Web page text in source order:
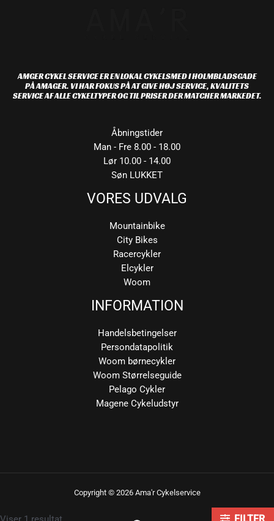
AMGER CYKEL SERVICE ER EN LOKAL CYKELSMED I HOLMBLADSGADE
PÅ AMAGER. VI HAR FOKUS PÅ AT GIVE HØJ SERVICE, KVALITETS
SERVICE AF ALLE CYKELTYPER OG TIL PRISER DER MATCHER MARKEDET.
Åbningstider
Man - Fre 8.00 - 18.00
Lør 10.00 - 14.00
Søn LUKKET
VORES UDVALG
Mountainbike
City Bikes
Racercykler
Elcykler
Woom
INFORMATION
Handelsbetingelser
Persondatapolitik
Woom børnecykler
Woom Størrelseguide
Pelago Cykler
Magene Cykeludstyr
Copyright © 2026 Ama'r Cykelservice